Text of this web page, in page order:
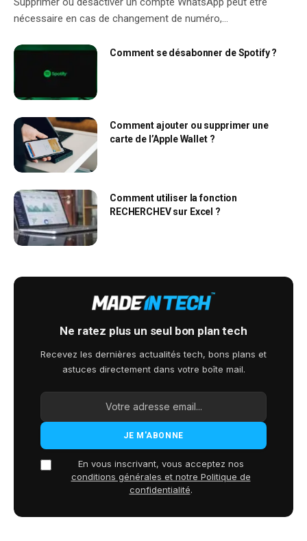
nécessaire en cas de changement de numéro,…
Comment se désabonner de Spotify ?
Comment ajouter ou supprimer une
carte de l’Apple Wallet ?
Comment utiliser la fonction
RECHERCHEV sur Excel ?
Ne ratez plus un seul bon plan tech
Recevez les dernières actualités tech, bons plans et
astuces directement dans votre boîte mail.
En vous inscrivant, vous acceptez nos
conditions générales et notre Politique de
confidentialité.